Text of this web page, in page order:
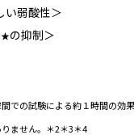
い弱酸性＞
の抑制＞
試験による約１時間の効果
ません。＊2＊3＊4